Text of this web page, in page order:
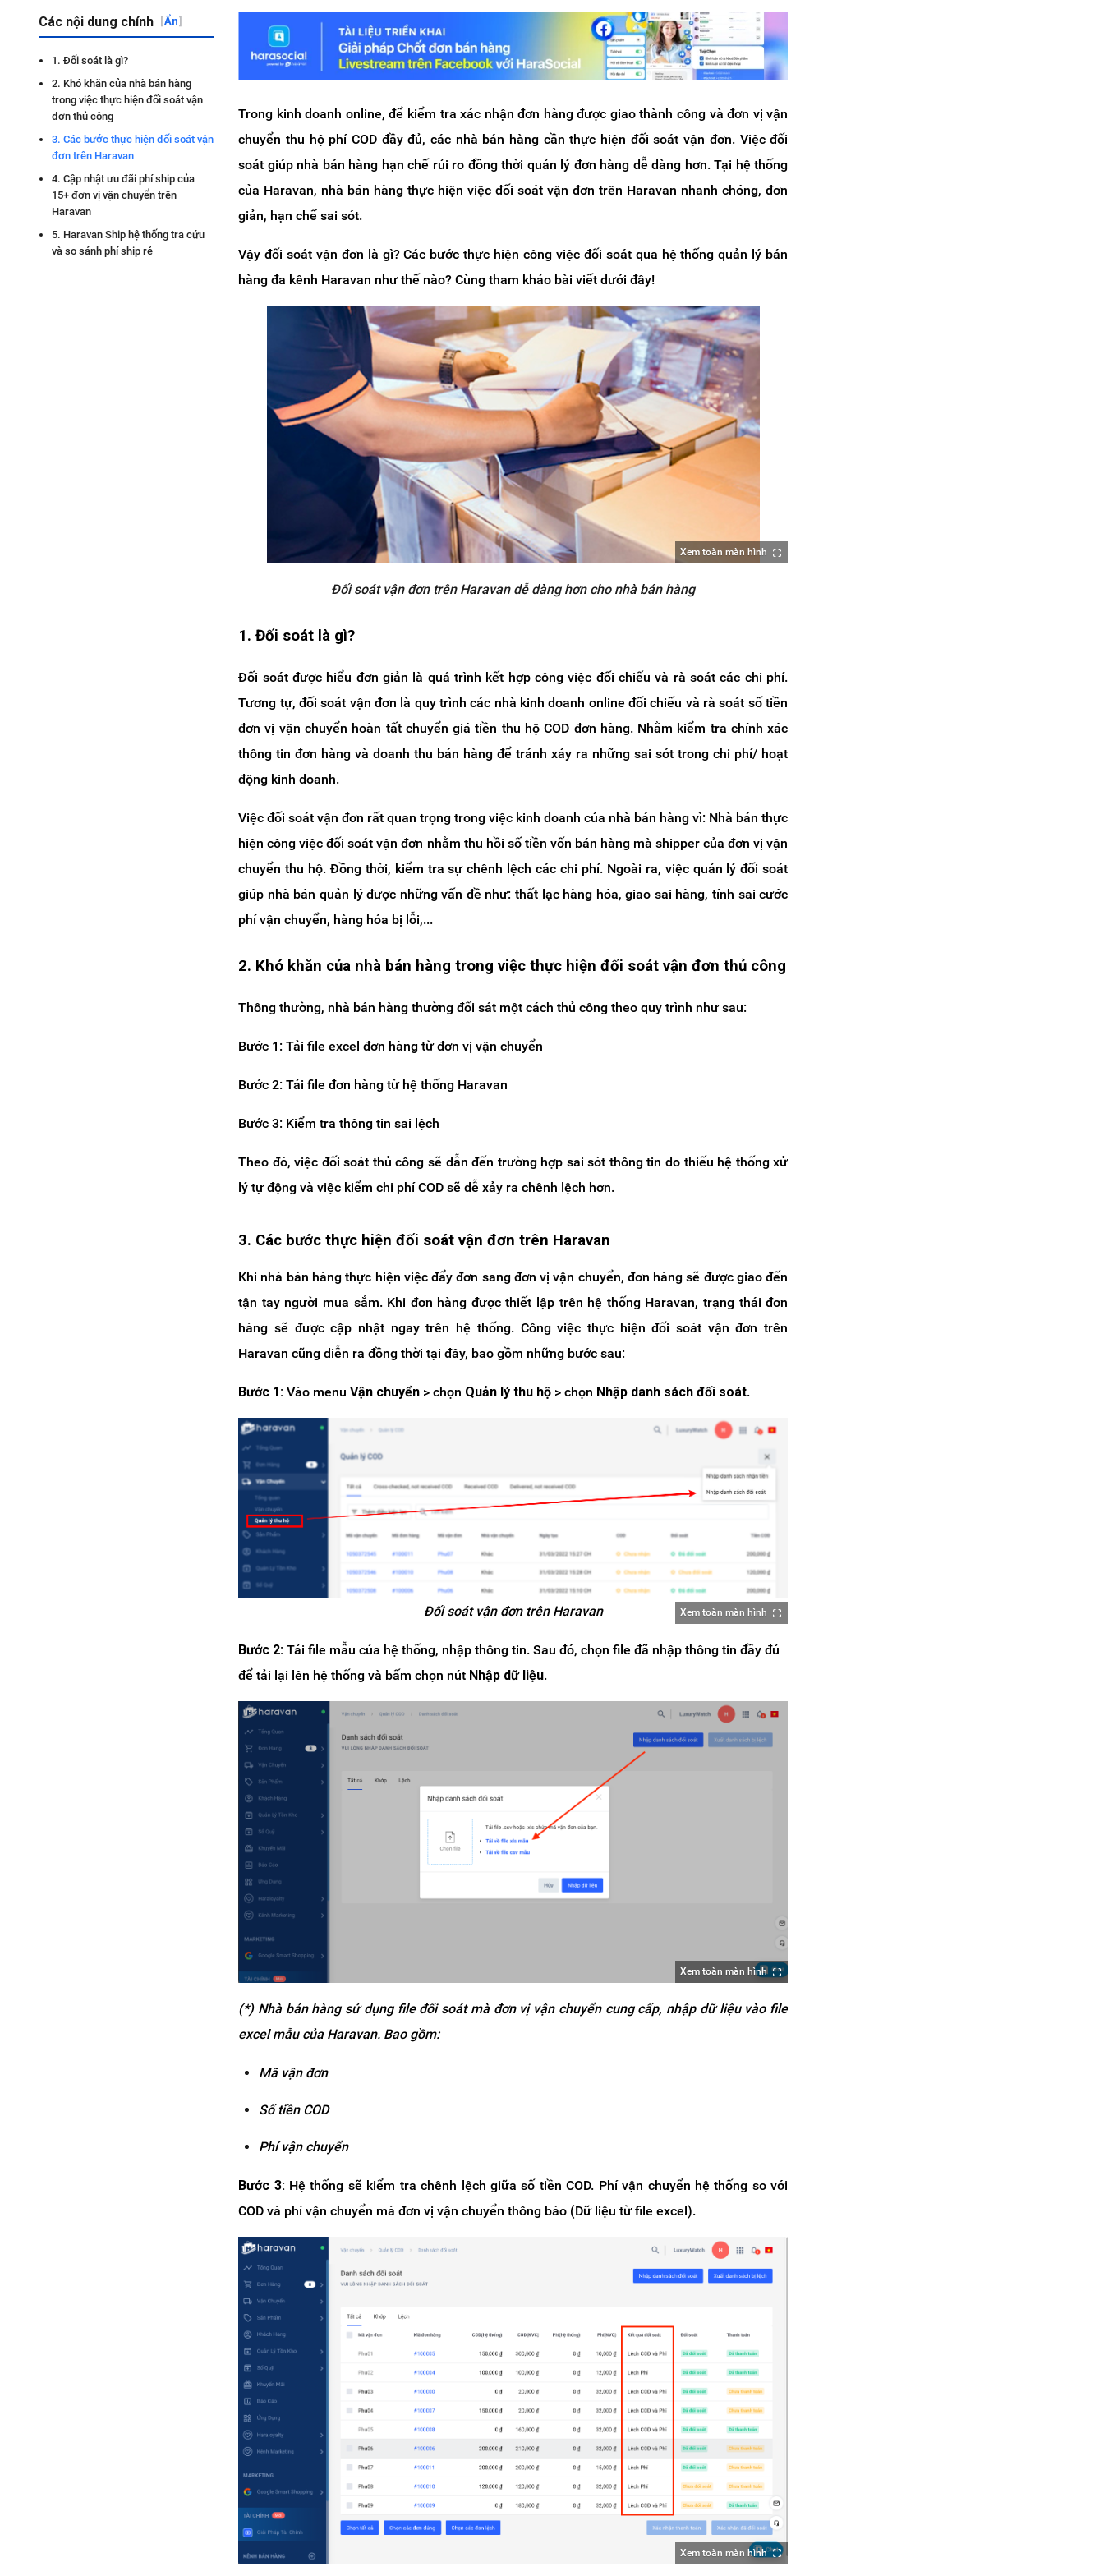
Các nội dung chính [Ẩn]
1. Đối soát là gì?
2. Khó khăn của nhà bán hàng
trong việc thực hiện đối soát vận
đơn thủ công
3. Các bước thực hiện đối soát vận
đơn trên Haravan
4. Cập nhật ưu đãi phí ship của
15+ đơn vị vận chuyển trên
Haravan
5. Haravan Ship hệ thống tra cứu
và so sánh phí ship rẻ
Trong kinh doanh online, để kiểm tra xác nhận đơn hàng được giao thành công và đơn vị vận
chuyển thu hộ phí COD đầy đủ, các nhà bán hàng cần thực hiện đối soát vận đơn. Việc đối
soát giúp nhà bán hàng hạn chế rủi ro đồng thời quản lý đơn hàng dễ dàng hơn. Tại hệ thống
của Haravan, nhà bán hàng thực hiện việc đối soát vận đơn trên Haravan nhanh chóng, đơn
giản, hạn chế sai sót.
Vậy đối soát vận đơn là gì? Các bước thực hiện công việc đối soát qua hệ thống quản lý bán
hàng đa kênh Haravan như thế nào? Cùng tham khảo bài viết dưới đây!
Xem toàn màn hình
Đối soát vận đơn trên Haravan dễ dàng hơn cho nhà bán hàng
1. Đối soát là gì?
Đối soát được hiểu đơn giản là quá trình kết hợp công việc đối chiếu và rà soát các chi phí.
Tương tự, đối soát vận đơn là quy trình các nhà kinh doanh online đối chiếu và rà soát số tiền
đơn vị vận chuyển hoàn tất chuyển giá tiền thu hộ COD đơn hàng. Nhằm kiểm tra chính xác
thông tin đơn hàng và doanh thu bán hàng để tránh xảy ra những sai sót trong chi phí/ hoạt
động kinh doanh.
Việc đối soát vận đơn rất quan trọng trong việc kinh doanh của nhà bán hàng vì: Nhà bán thực
hiện công việc đối soát vận đơn nhằm thu hồi số tiền vốn bán hàng mà shipper của đơn vị vận
chuyển thu hộ. Đồng thời, kiểm tra sự chênh lệchcác chi phí. Ngoài ra, việc quản lý đối soát
giúp nhà bán quản lý được những vấn đề như: thất lạc hàng hóa, giao sai hàng, tính sai cước
phí vận chuyển, hàng hóa bị lỗi,...
2. Khó khăn của nhà bán hàng trong việc thực hiện đối soát vận đơn thủ công
Thông thường, nhà bán hàng thường đối sát một cách thủ công theo quy trình như sau:
Bước 1: Tải file excel đơn hàng từ đơn vị vận chuyển
Bước 2: Tải file đơn hàng từ hệ thống Haravan
Bước 3: Kiểm tra thông tin sai lệch
Theo đó, việc đối soát thủ công sẽ dẫn đến trường hợp sai sót thông tin do thiếu hệ thống xử
lý tự động và việc kiểm chi phí COD sẽ dễ xảy ra chênh lệch hơn.
3. Các bước thực hiện đối soát vận đơn trên Haravan
Khi nhà bán hàng thực hiện việc đẩy đơn sang đơn vị vận chuyển, đơn hàng sẽ được giao đến
tận tay người mua sắm. Khi đơn hàng được thiết lập trên hệ thống Haravan, trạng thái đơn
hàng sẽ được cập nhật ngay trên hệ thống. Công việc thực hiện đối soát vận đơn trên
Haravan cũng diễn ra đồng thời tại đây, bao gồm những bước sau:
Bước 1: Vào menuVận chuyển > chọn Quản lý thu hộ > chọn Nhập danh sách đối soát.
Xem toàn màn hình
Đối soát vận đơn trên Haravan
Bước 2: Tải file mẫu của hệ thống, nhập thông tin. Sau đó, chọn file đã nhập thông tin đầy đủ
để tải lại lên hệ thống và bấm chọn nút Nhập dữ liệu.
Xem toàn màn hình
(*) Nhà bán hàng sử dụng file đối soát mà đơn vị vận chuyển cung cấp, nhập dữ liệu vào file
excel mẫu của Haravan. Bao gồm:
Mã vận đơn
Số tiền COD
Phí vận chuyển
Bước 3:Hệ thống sẽ kiểm tra chênh lệch giữa số tiền COD. Phí vận chuyển hệ thống so với
COD và phí vận chuyển mà đơn vị vận chuyển thông báo (Dữ liệu từ file excel).
Xem toàn màn hình